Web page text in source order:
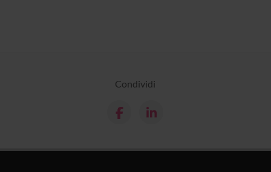
Condividi